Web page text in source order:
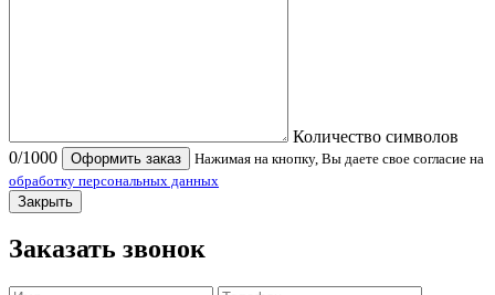
Количество символов
0/1000 Оформить заказ
Нажимая на кнопку, Вы даете свое согласие на
обработку персональных данных
Закрыть
Заказать звонок